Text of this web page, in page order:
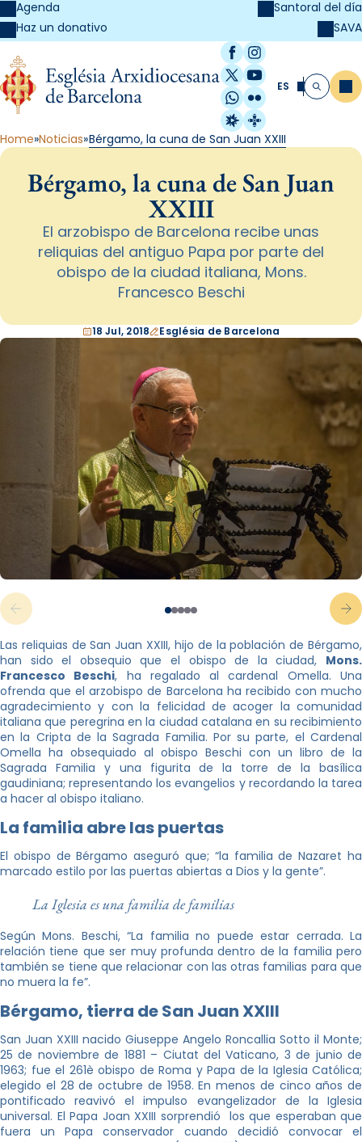
Agenda
Haz un donativo
Santoral del día
SAVA
Facebook
Instagram
X / Twitter
YouTube
WhatsApp
Flickr
Radio Estel
Catalunya
ES Buscar
Home Noticias Bérgamo, la cuna de San Juan XXIII
Bérgamo, la cuna de San Juan
XXIII
El arzobispo de Barcelona recibe unas
reliquias del antiguo Papa por parte del
obispo de la ciudad italiana, Mons.
Francesco Beschi
18 Jul, 2018 Església de Barcelona
Las reliquias de San Juan XXIII, hijo de la población de Bérgamo,
han sido el obsequio que el obispo de la ciudad, Mons.
Francesco Beschi, ha regalado al cardenal Omella. Una
ofrenda que el arzobispo de Barcelona ha recibido con mucho
agradecimiento y con la felicidad de acoger la comunidad
italiana que peregrina en la ciudad catalana en su recibimiento
en la Cripta de la Sagrada Familia. Por su parte, el Cardenal
Omella ha obsequiado al obispo Beschi con un libro de la
Sagrada Familia y una figurita de la torre de la basílica
gaudiniana; representando los evangelios y recordando la tarea
a hacer al obispo italiano.
La familia abre las puertas
El obispo de Bérgamo aseguró que; “la familia de Nazaret ha
marcado estilo por las puertas abiertas a Dios y la gente”.
La Iglesia es una familia de familias
Según Mons. Beschi, “La familia no puede estar cerrada. La
relación tiene que ser muy profunda dentro de la familia pero
también se tiene que relacionar con las otras familias para que
no muera la fe”.
Bérgamo, tierra de San Juan XXIII
San Juan XXIII nacido Giuseppe Angelo Roncallia Sotto il Monte;
25 de noviembre de 1881 – Ciutat del Vaticano, 3 de junio de
1963; fue el 261è obispo de Roma y Papa de la Iglesia Católica;
elegido el 28 de octubre de 1958. En menos de cinco años de
pontificado reavivó el impulso evangelizador de la Iglesia
universal. El Papa Joan XXIII sorprendió los que esperaban que
fuera un Papa conservador cuando decidió convocar el